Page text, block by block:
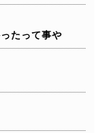
たって事や